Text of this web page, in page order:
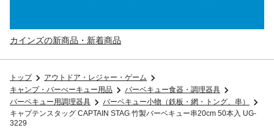
カインズの新商品・新着商品
トップ
アウトドア・レジャー・ゲーム
キャンプ・バーべーキュー用品
バーベキュー食器・調理器具
バーベキュー用調理器具
バーベキュー小物（鉄板・網・トング、串）
キャプテンスタッグ CAPTAIN STAG 竹製バーベキュー串20cm 50本入 UG-
3229